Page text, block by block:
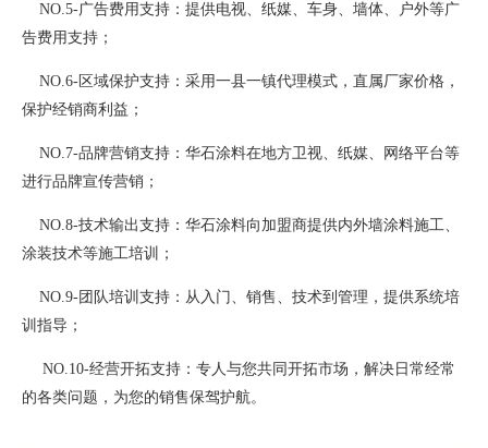
NO.5-广告费用支持：提供电视、纸媒、车身、墙体、户外等广
告费用支持；
NO.6-区域保护支持：采用一县一镇代理模式，直属厂家价格，
保护经销商利益；
NO.7-品牌营销支持：华石涂料在地方卫视、纸媒、网络平台等
进行品牌宣传营销；
NO.8-技术输出支持：华石涂料向加盟商提供内外墙涂料施工、
涂装技术等施工培训；
NO.9-团队培训支持：从入门、销售、技术到管理，提供系统培
训指导；
NO.10-经营开拓支持：专人与您共同开拓市场，解决日常经常
的各类问题，为您的销售保驾护航。